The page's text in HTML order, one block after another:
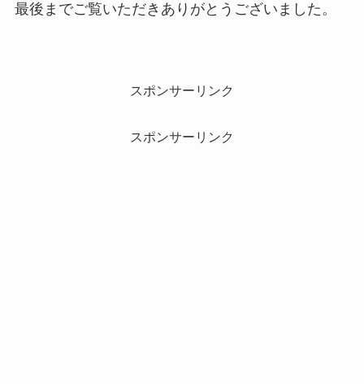
最後までご覧いただきありがとうございました。
スポンサーリンク
スポンサーリンク